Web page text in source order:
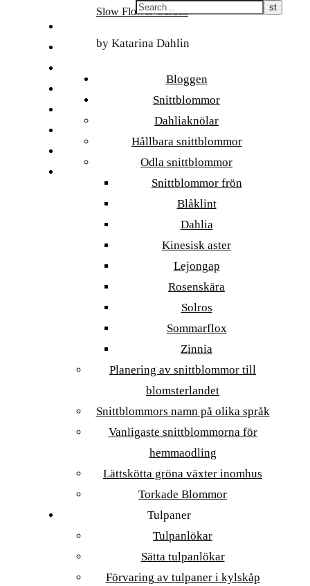
Slow Flower Garden
by Katarina Dahlin
Bloggen
Snittblommor
Dahliaknölar
Hållbara snittblommor
Odla snittblommor
Snittblommor frön
Blåklint
Dahlia
Kinesisk aster
Lejongap
Rosenskära
Solros
Sommarflox
Zinnia
Planering av snittblommor till
blomsterlandet
Snittblommors namn på olika språk
Vanligaste snittblommorna för
hemmaodling
Lättskötta gröna växter inomhus
Torkade Blommor
Tulpaner
Tulpanlökar
Sätta tulpanlökar
Förvaring av tulpaner i kylskåp